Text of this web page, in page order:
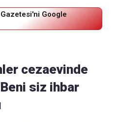
Google
cezaevinde
siz ihbar